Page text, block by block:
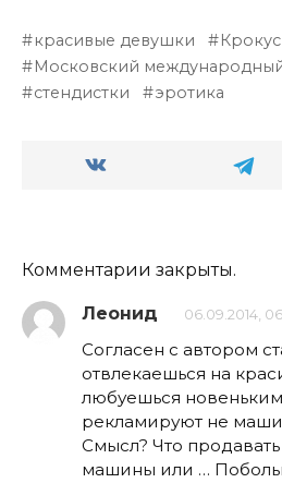
красивые девушки
Московский
стендистки
эротика
Комментарии закрыты.
Леонид 06.09.2014,
Согласен с автором
отвлекаешься на
любуешься
рекламируют не
Смысл? Что
машины или …